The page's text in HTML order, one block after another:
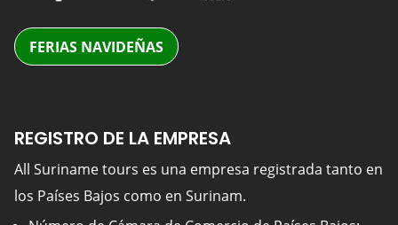
FERIAS NAVIDEÑAS
REGISTRO DE LA EMPRESA
All Suriname tours es una empresa registrada tanto en
los Países Bajos como en Surinam.